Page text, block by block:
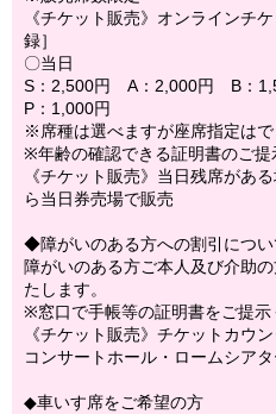
《チケット販売》オンラインチ
録］
〇当日
S：2,500円 A：2,000円 B：
P：1,000円
※席種は選べますが座席指定はで
※年齢の確認できる証明書のご提
《チケット販売》当日残席があ
ら当日券売場で販売
◆障がいのある方への割引につい
障がいのある方ご本人及び介助
たします。
※窓口で手帳等の証明書をご提示
《チケット販売》チケットカウ
コンサートホール・ロームシア
◆車いす席をご希望の方